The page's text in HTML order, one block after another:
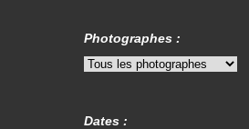
Photographes :
Dates :